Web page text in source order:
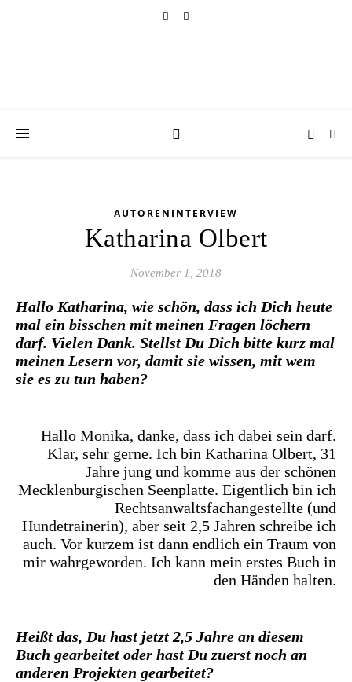
AUTORENINTERVIEW
Katharina Olbert
November 1, 2018
Hallo Katharina, wie schön, dass ich Dich heute
mal ein bisschen mit meinen Fragen löchern
darf. Vielen Dank. Stellst Du Dich bitte kurz mal
meinen Lesern vor, damit sie wissen, mit wem
sie es zu tun haben?
Hallo Monika, danke, dass ich dabei sein darf.
Klar, sehr gerne. Ich bin Katharina Olbert, 31
Jahre jung und komme aus der schönen
Mecklenburgischen Seenplatte. Eigentlich bin ich
Rechtsanwaltsfachangestellte (und
Hundetrainerin), aber seit 2,5 Jahren schreibe ich
auch. Vor kurzem ist dann endlich ein Traum von
mir wahrgeworden. Ich kann mein erstes Buch in
den Händen halten.
Heißt das, Du hast jetzt 2,5 Jahre an diesem
Buch gearbeitet oder hast Du zuerst noch an
anderen Projekten gearbeitet?